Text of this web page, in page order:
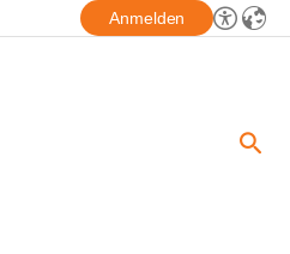
Anmelden